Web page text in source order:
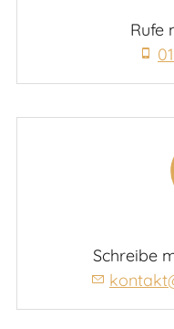
Rufe
Schreibe